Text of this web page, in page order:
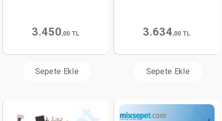
3.450,00 TL
Sepete Ekle
3.634,00 TL
Sepete Ekle